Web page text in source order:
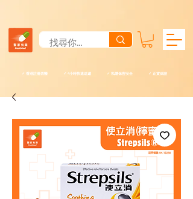
✓ 香港註冊西醫 ✓ 4小時快速送遞 ✓ 私隱保密安全 ✓ 正貨保證